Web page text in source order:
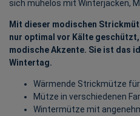
sich mühelos mit Winterjacken,
Mit dieser modischen
nur optimal vor Kälte
modische Akzente. Sie ist das
Wintertag.
Wärmende Strickmütze
Mütze in verschiedenen
Wintermütze mit